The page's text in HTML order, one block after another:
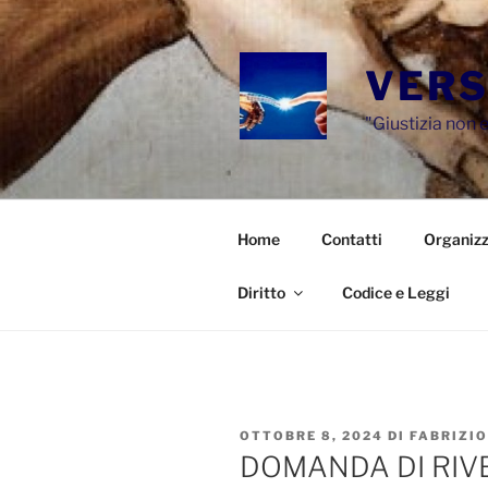
Salta
al
contenuto
"Giustizia non
Home Contatti
Diritto Codice e Leggi
PUBBLICATO
IL
OTTOBRE 8, 2024 DI FABRIZIO
DOMANDA DI